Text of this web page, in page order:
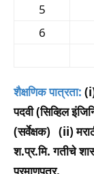
5
6
शैक्षणिक पात्रता:
पदवी (सिव्हिल
(सर्वेक्षक) (ii)
श.प्र.मि. गतीचे
प्रमाणपत्र.